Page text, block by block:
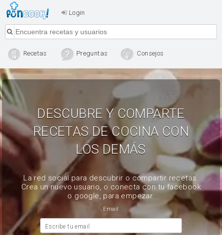
Login
Recetas Preguntas Consejos
DESCUBRE Y COMPARTE
RECETAS DE COCINA CON
LOS DEMÁS
La red social para descubrir o compartir recetas.
Crea un nuevo usuario, o conecta con tu facebook
o google, para empezar.
Email
Escribe tu email